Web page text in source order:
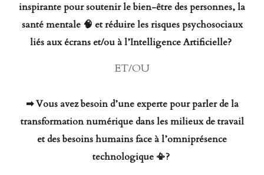
inspirante pour soutenir le bien-être des personnes, la
santé mentale 🧠 et réduire les risques psychosociaux
liés aux écrans et/ou à l’Intelligence Artificielle?
ET/OU
➡ Vous avez besoin d’une experte pour parler de la
transformation numérique dans les milieux de travail
et des besoins humains face à l’omniprésence
technologique 📳?